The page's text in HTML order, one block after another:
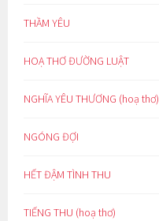
THẦM YÊU
HOẠ THƠ ĐƯỜNG LUẬT
NGHĨA YÊU THƯƠNG (hoạ thơ)
NGÓNG ĐỢI
HẾT ĐẬM TÌNH THU
TIẾNG THU (hoạ thơ)